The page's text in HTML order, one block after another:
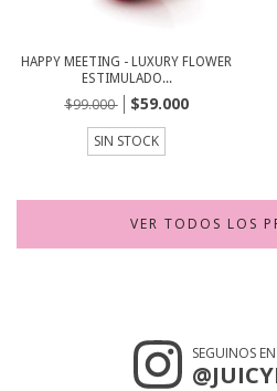
HAPPY MEETING - LUXURY FLOWER
ESTIMULADO...
$99.000 $59.000
SIN STOCK
VER TODOS LOS
SEGUINOS